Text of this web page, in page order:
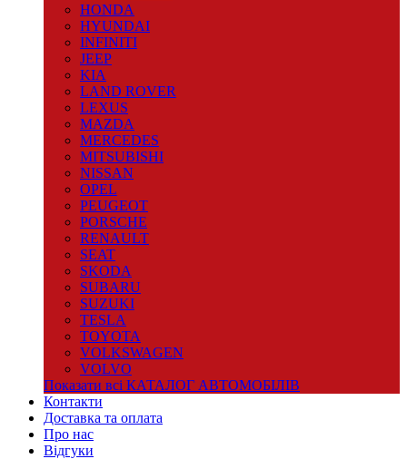
HONDA
HYUNDAI
INFINITI
JEEP
KIA
LAND ROVER
LEXUS
MAZDA
MERCEDES
MITSUBISHI
NISSAN
OPEL
PEUGEOT
PORSCHE
RENAULT
SEAT
SKODA
SUBARU
SUZUKI
TESLA
TOYOTA
VOLKSWAGEN
VOLVO
Показати всі КАТАЛОГ АВТОМОБІЛІВ
Контакти
Доставка та оплата
Про нас
Відгуки